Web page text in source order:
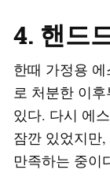
4. 핸드
한때 가정용
로 처분한 이
있다. 다시 에
잠깐 있었지만,
만족하는 중이